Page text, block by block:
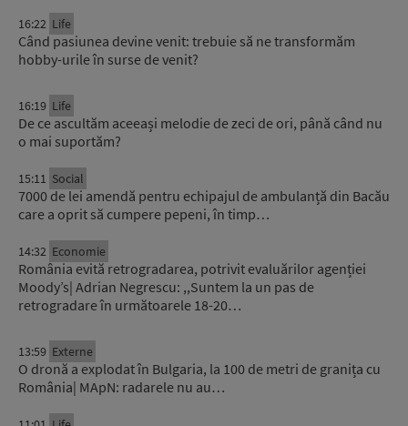
16:22 Life
Când pasiunea devine venit: trebuie să ne transformăm
hobby-urile în surse de venit?
16:19 Life
De ce ascultăm aceeași melodie de zeci de ori, până când nu
o mai suportăm?
15:11 Social
7000 de lei amendă pentru echipajul de ambulanță din Bacău
care a oprit să cumpere pepeni, în timp…
14:32 Economie
România evită retrogradarea, potrivit evaluărilor agenției
Moody’s| Adrian Negrescu: ,,Suntem la un pas de
retrogradare în următoarele 18-20…
13:59 Externe
O dronă a explodat în Bulgaria, la 100 de metri de granița cu
România| MApN: radarele nu au…